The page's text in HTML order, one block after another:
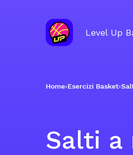
Level Up
Home›Esercizi Basket›
Salti a